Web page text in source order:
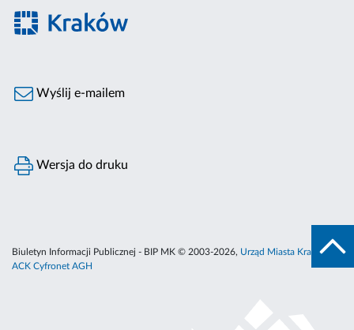
Wyślij e-mailem
Wersja do druku
Biuletyn Informacji Publicznej - BIP MK © 2003-2026, Urząd Miasta Krakowa
ACK Cyfronet AGH